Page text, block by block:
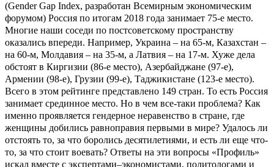
(Gender Gap Index, разработан Всемирным экономическим
форумом) Россия по итогам 2018 года занимает 75-е место.
Многие наши соседи по постсоветскому пространству
оказались впереди. Например, Украина – на 65-м, Казахстан –
на 60-м, Молдавия – на 35-м, а Латвия – на 17-м. Хуже дела
обстоят в Киргизии (86-е место), Азербайджане (97-е),
Армении (98-е), Грузии (99-е), Таджикистане (123-е место).
Всего в этом рейтинге представлено 149 стран. То есть Россия
занимает срединное место. Но в чем все-таки проблема? Как
именно проявляется гендерное неравенство в стране, где
женщины добились равноправия первыми в мире? Удалось ли
отстоять то, за что боролись десятилетиями, и есть ли еще что-
то, за что стоит воевать? Ответы на эти вопросы «Профиль»
искал вместе с экспертами–экономистами, политологами и